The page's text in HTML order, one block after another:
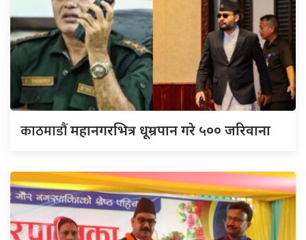
काठमाडौंमहानगरभित्र धूम्रपान गरे ५०० जरिवाना